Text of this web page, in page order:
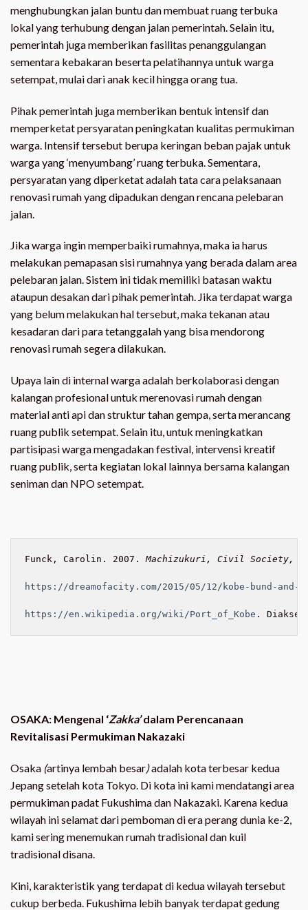
menghubungkan jalan buntu dan membuat ruang terbuka
lokal yang terhubung dengan jalan pemerintah. Selain itu,
pemerintah juga memberikan fasilitas penanggulangan
sementara kebakaran beserta pelatihannya untuk warga
setempat, mulai dari anak kecil hingga orang tua.
Pihak pemerintah juga memberikan bentuk intensif dan
memperketat persyaratan peningkatan kualitas permukiman
warga. Intensif tersebut berupa keringan beban pajak untuk
warga yang ‘menyumbang’ ruang terbuka. Sementara,
persyaratan yang diperketat adalah tata cara pelaksanaan
renovasi rumah yang dipadukan dengan rencana pelebaran
jalan.
Jika warga ingin memperbaiki rumahnya, maka ia harus
melakukan pemapasan sisi rumahnya yang berada dalam area
pelebaran jalan. Sistem ini tidak memiliki batasan waktu
ataupun desakan dari pihak pemerintah. Jika terdapat warga
yang belum melakukan hal tersebut, maka tekanan atau
kesadaran dari para tetanggalah yang bisa mendorong
renovasi rumah segera dilakukan.
Upaya lain di internal warga adalah berkolaborasi dengan
kalangan profesional untuk merenovasi rumah dengan
material anti api dan struktur tahan gempa, serta merancang
ruang publik setempat. Selain itu, untuk meningkatkan
partisipasi warga mengadakan festival, intervensi kreatif
ruang publik, serta kegiatan lokal lainnya bersama kalangan
seniman dan NPO setempat.
Funck, Carolin. 2007. Machizukuri, Civil Society,
https://dreamofacity.com/2015/05/12/kobe-bund-and-
https://en.wikipedia.org/wiki/Port_of_Kobe .
OSAKA: Mengenal ‘Zakka’dalam Perencanaan
Revitalisasi Permukiman Nakazaki
Osaka (artinya lembah besar)adalah kota terbesar kedua
Jepang setelah kota Tokyo. Di kota ini kami mendatangi area
permukiman padat Fukushima dan Nakazaki. Karena kedua
wilayah ini selamat dari pemboman di era perang dunia ke-2,
kami sering menemukan rumah tradisional dan kuil
tradisional disana.
Kini, karakteristik yang terdapat di kedua wilayah tersebut
cukup berbeda. Fukushima lebih banyak terdapat gedung